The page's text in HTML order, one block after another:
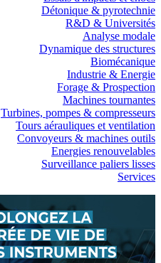
Détonique & pyrotechnie
R&D & Universités
Analyse modale
Dynamique des structures
Biomécanique
Industrie & Energie
Forage & Prospection
Machines tournantes
Turbines, pompes & compresseurs
Tours aérauliques et ventilation
Convoyeurs & machines outils
Energies renouvelables
Surveillance paliers lisses
Services